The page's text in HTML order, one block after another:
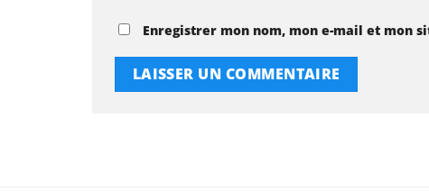
Enregistrer mon nom, mon e-mail et mon